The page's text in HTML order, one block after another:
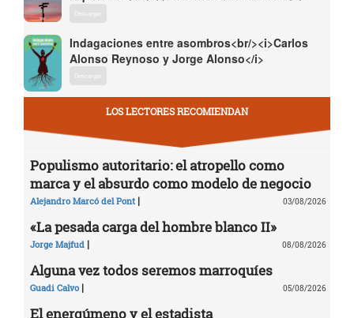
Descargar
Indagaciones entre asombros<br/><i>Carlos
Alonso Reynoso y Jorge Alonso</i>
Descargar
LOS LECTORES RECOMIENDAN
Populismo autoritario: el atropello como
marca y el absurdo como modelo de negocio
Alejandro Marcó del Pont | 03/08/2026
«La pesada carga del hombre blanco II»
Jorge Majfud | 08/08/2026
Alguna vez todos seremos marroquíes
Guadi Calvo | 05/08/2026
El energúmeno y el estadista